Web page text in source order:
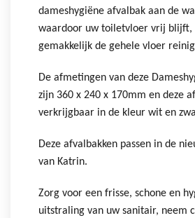
dameshygiëne afvalbak aan de
waardoor uw toiletvloer vrij blijft,
gemakkelijk de gehele vloer
De afmetingen van deze
zijn 360 x 240 x 170mm en deze
verkrijgbaar in de kleur wit en
Deze afvalbakken passen in de
van Katrin.
Zorg voor een frisse, schone en
uitstraling van uw sanitair, neem